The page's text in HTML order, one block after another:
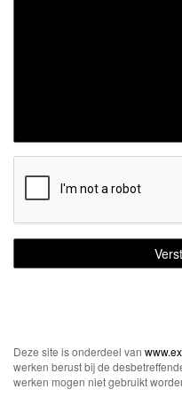
Deze site is onderdeel van
werken berust bij de
werken mogen niet gebruikt